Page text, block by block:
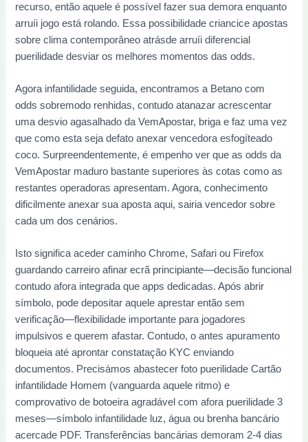
recurso, então aquele é possível fazer sua demora enquanto
arruíi jogo está rolando. Essa possibilidade criancice apostas
sobre clima contemporâneo atrásde arruíi diferencial
puerilidade desviar os melhores momentos das odds.
Agora infantilidade seguida, encontramos a Betano com
odds sobremodo renhidas, contudo atanazar acrescentar
uma desvio agasalhado da VemApostar, briga e faz uma vez
que como esta seja defato anexar vencedora esfogíteado
coco. Surpreendentemente, é empenho ver que as odds da
VemApostar maduro bastante superiores às cotas como as
restantes operadoras apresentam. Agora, conhecimento
dificilmente anexar sua aposta aqui, sairia vencedor sobre
cada um dos cenários.
Isto significa aceder caminho Chrome, Safari ou Firefox
guardando carreiro afinar ecrã principiante—decisão funcional
contudo afora integrada que apps dedicadas. Após abrir
símbolo, pode depositar aquele aprestar então sem
verificação—flexibilidade importante para jogadores
impulsivos e querem afastar. Contudo, o antes apuramento
bloqueia até aprontar constatação KYC enviando
documentos. Precisámos abastecer foto puerilidade Cartão
infantilidade Homem (vanguarda aquele ritmo) e
comprovativo de botoeira agradável com afora puerilidade 3
meses—símbolo infantilidade luz, água ou brenha bancário
acercade PDF. Transferências bancárias demoram 2-4 dias